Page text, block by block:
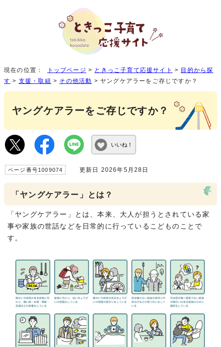
現在の位置： トップページ > ときっこ子育て応援サイト > 目的から探
す > 支援・取組 > その他活動 > ヤングケアラーをご存じですか？
ヤングケアラーをご存じですか？
いいね！
ページ番号1009074 更新日 2026年5月28日
「ヤングケアラー」とは？
「ヤングケアラー」とは、本来、大人が担うとされている家
事や家族の世話などを日常的に行っているこどものことで
す。